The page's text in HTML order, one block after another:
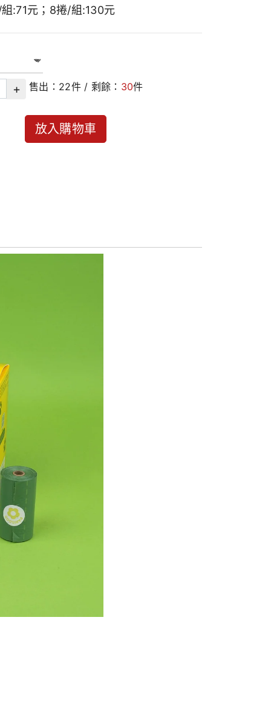
:71元；8捲/組:130元
+ 售出： 22件 / 剩餘： 30件
放入購物車